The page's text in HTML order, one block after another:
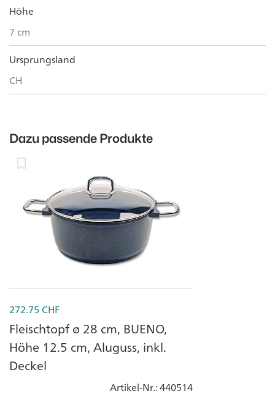
Höhe
7 cm
Ursprungsland
CH
Dazu passende Produkte
272.75 CHF
Fleischtopf ø 28 cm, BUENO,
Höhe 12.5 cm, Aluguss, inkl.
Deckel
Artikel-Nr.: 440514